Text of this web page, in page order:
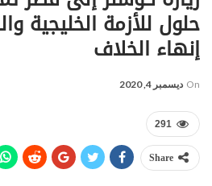
حلول للأزمة الخليجية
إنهاء الخلاف
On ديسمبر 4, 2020
291
Share